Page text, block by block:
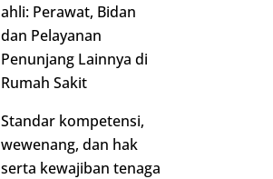
ahli: Perawat, Bidan
dan Pelayanan
Penunjang Lainnya di
Rumah Sakit
Standar kompetensi,
wewenang, dan hak
serta kewajiban tenaga